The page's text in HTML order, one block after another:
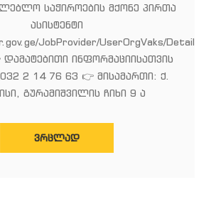
საჭიროების მქონე პირთა
ასისტენტი
JobProvider/UserOrgVaks/Details/
ინფორმაციისათვის
2 14 76 63 👉 მისამართი: ქ.
გურამიშვილის ჩიხი 9 ა
ᲕᲠᲪᲚᲐᲓ